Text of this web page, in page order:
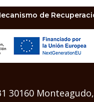
de
30160